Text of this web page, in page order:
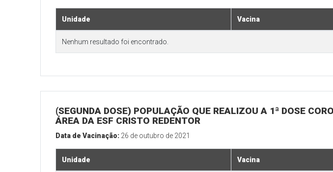
Unidade Vacina
Nenhum resultado foi encontrado.
(SEGUNDA DOSE) POPULAÇÃO QUE REALIZOU A 1ª DOSE
ÁREA DA ESF CRISTO REDENTOR
Data de Vacinação: 26 de outubro de 2021
Unidade Vacina